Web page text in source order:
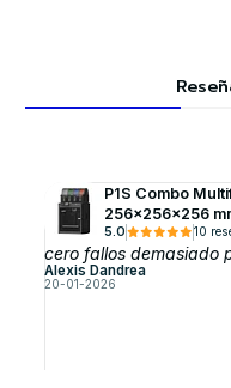
P1S Combo
256×256×256
5.0 10
cero fallos demasiado
Alexis Dandrea
20-01-2026